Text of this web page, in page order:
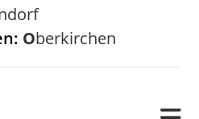
Oberkirchen